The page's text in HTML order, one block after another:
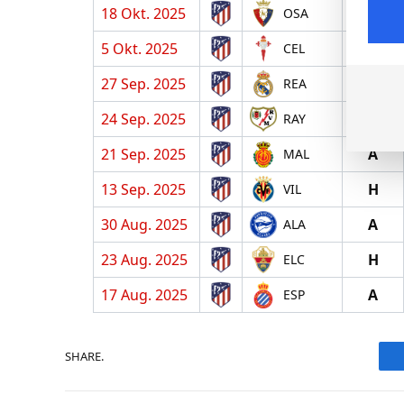
18 Okt. 2025
OSA
5 Okt. 2025
CEL A
27 Sep. 2025
REA
24 Sep. 2025
RAY
21 Sep. 2025
MAL A
13 Sep. 2025
VIL H
30 Aug. 2025
ALA A
23 Aug. 2025
ELC H
17 Aug. 2025
ESP A
SHARE.